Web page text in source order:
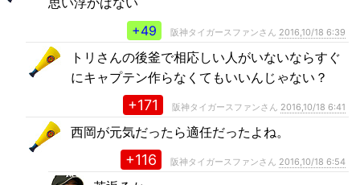
+49
阪神タイガースファンさん 2016,10/18 6:39
トリさんの後釜で相応しい人がいないならすぐ
にキャプテン作らなくてもいいんじゃない？
+171 阪神タイガースファンさん 2016,10/18 6:41
西岡が元気だったら適任だったよね。
+116 阪神タイガースファンさん 2016,10/18 6:54